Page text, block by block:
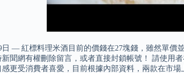
— 紅標料理米酒目前的價錢在27塊錢，雖然單價
聞網有權刪除留言，或者直接封鎖帳號！ 請使用
更受消費者喜愛，目前根據內部資料，兩款在市